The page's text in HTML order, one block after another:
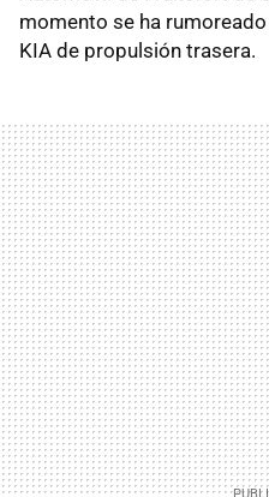
momento se ha
KIA de propulsión trasera.